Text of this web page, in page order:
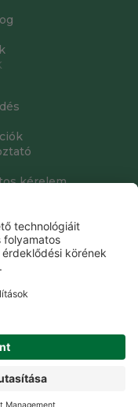
kérelem
fenntartva. All rights
az Octopus 8 ERP